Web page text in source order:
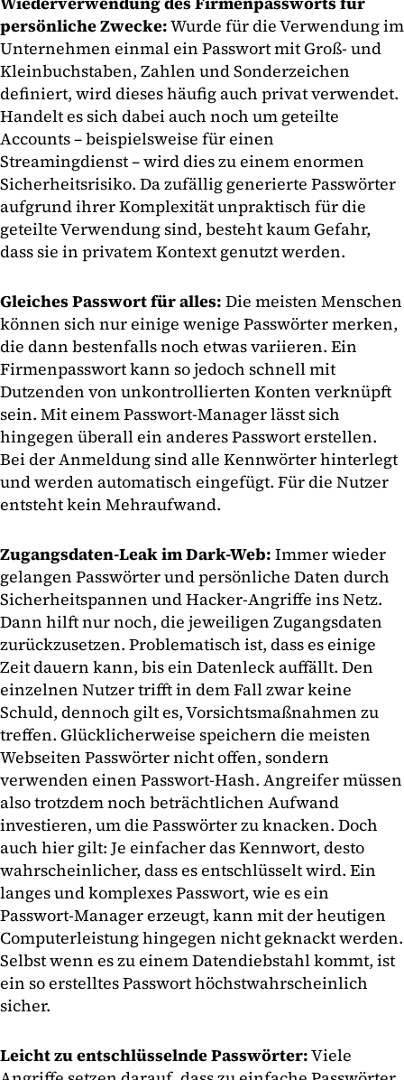
persönliche Zwecke:Wurde für die Verwendung im
Unternehmen einmal ein Passwort mit Groß- und
Kleinbuchstaben, Zahlen und Sonderzeichen
definiert, wird dieses häufig auch privat verwendet.
Handelt es sich dabei auch noch um geteilte
Accounts – beispielsweise für einen
Streamingdienst – wird dies zu einem enormen
Sicherheitsrisiko. Da zufällig generierte Passwörter
aufgrund ihrer Komplexität unpraktisch für die
geteilte Verwendung sind, besteht kaum Gefahr,
dass sie in privatem Kontext genutzt werden.
Gleiches Passwort für alles: Die meisten Menschen
können sich nur einige wenige Passwörter merken,
die dann bestenfalls noch etwas variieren. Ein
Firmenpasswort kann so jedoch schnell mit
Dutzenden von unkontrollierten Konten verknüpft
sein. Mit einem Passwort-Manager lässt sich
hingegen überall ein anderes Passwort erstellen.
Bei der Anmeldung sind alle Kennwörter hinterlegt
und werden automatisch eingefügt. Für die Nutzer
entsteht kein Mehraufwand.
Zugangsdaten-Leak im Dark-Web: Immer wieder
gelangen Passwörter und persönliche Daten durch
Sicherheitspannen und Hacker-Angriffe ins Netz.
Dann hilft nur noch, die jeweiligen Zugangsdaten
zurückzusetzen. Problematisch ist, dass es einige
Zeit dauern kann, bis ein Datenleck auffällt. Den
einzelnen Nutzer trifft in dem Fall zwar keine
Schuld, dennoch gilt es, Vorsichtsmaßnahmen zu
treffen. Glücklicherweise speichern die meisten
Webseiten Passwörter nicht offen, sondern
verwenden einen Passwort-Hash. Angreifer müssen
also trotzdem noch beträchtlichen Aufwand
investieren, um die Passwörter zu knacken. Doch
auch hier gilt: Je einfacher das Kennwort, desto
wahrscheinlicher, dass es entschlüsselt wird. Ein
langes und komplexes Passwort, wie es ein
Passwort-Manager erzeugt, kann mit der heutigen
Computerleistung hingegen nicht geknackt werden.
Selbst wenn es zu einem Datendiebstahl kommt, ist
ein so erstelltes Passwort höchstwahrscheinlich
sicher.
Leicht zu entschlüsselnde Passwörter:Viele